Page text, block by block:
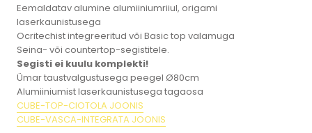
Eemaldatav alumine alumiiniumriiul, origami
laserkaunistusega
Ocritechist integreeritud või Basic top valamuga
Seina- või countertop-segistitele.
Segisti ei kuulu komplekti!
Ümar taustvalgustusega peegel Ø80cm
Alumiiniumist laserkaunistusega tagaosa
CUBE-TOP-CIOTOLA JOONIS
CUBE-VASCA-INTEGRATA JOONIS